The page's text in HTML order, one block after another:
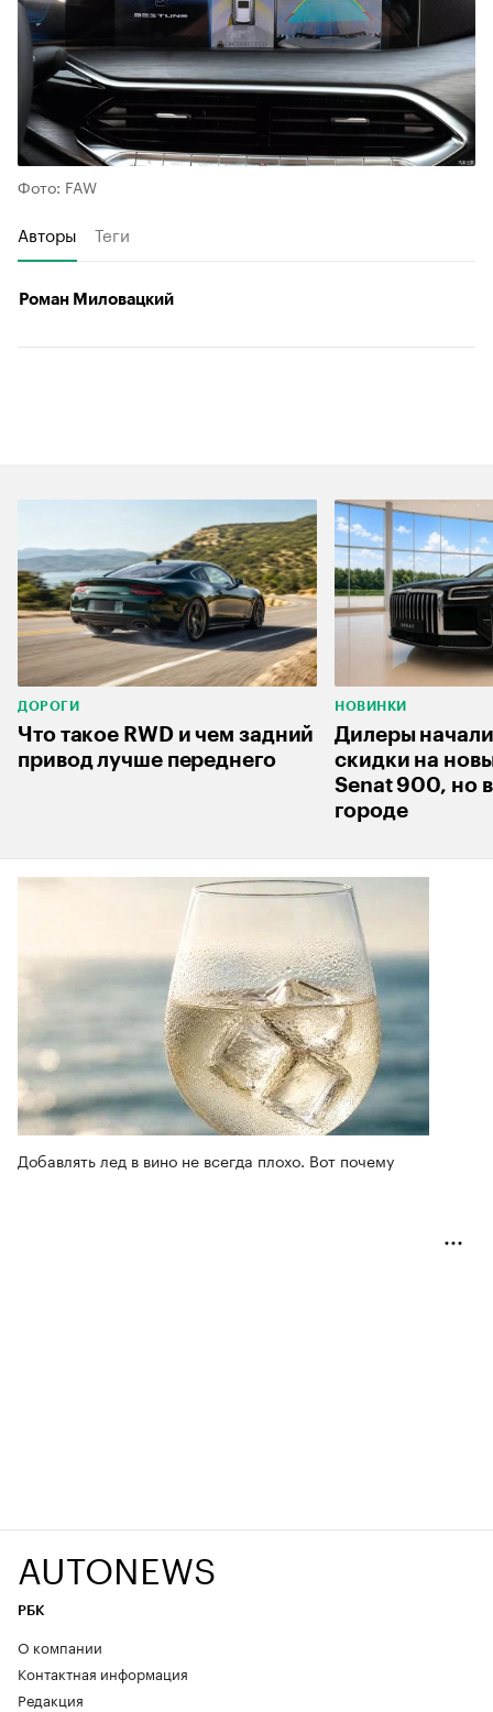
Фото: FAW
Авторы Теги
Роман Миловацкий
ДОРОГИ
Что такое RWD и чем задний
привод лучше переднего
НОВИНКИ
Дилеры начали
скидки на
Senat 900, но
городе
Добавлять лед в вино не всегда плохо. Вот почему
AUTONEWS
РБК
О компании
Контактная информация
Редакция